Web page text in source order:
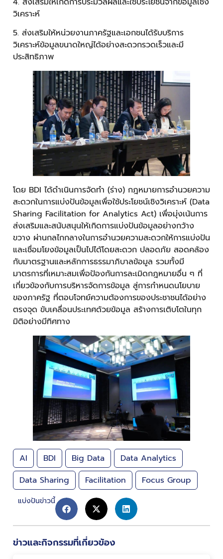
วิเคราะห์
5. ส่งเสริมให้หน่วยงานภาครัฐและเอกชนได้รับบริการ
วิเคราะห์ข้อมูลขนาดใหญ่ได้อย่างสะดวกรวดเร็วและมี
ประสิทธิภาพ
โดย BDI ได้ดำเนินการจัดทำ (ร่าง) กฎหมายการอำนวยความ
สะดวกในการแบ่งปันข้อมูลเพื่อใช้ประโยชน์เชิงวิเคราะห์ (Data
Sharing Facilitation for Analytics Act) เพื่อมุ่งเน้นการ
ส่งเสริมและสนับสนุนให้เกิดการแบ่งปันข้อมูลอย่างกว้าง
ขวาง ผ่านกลไกกลางในการอำนวยความสะดวกให้การแบ่งปัน
และเชื่อมโยงข้อมูลเป็นไปได้โดยสะดวก ปลอดภัย สอดคล้อง
กับมาตรฐานและหลักการธรรมาภิบาลข้อมูล รวมทั้งมี
มาตรการที่เหมาะสมเพื่อป้องกันการละเมิดกฎหมายอื่น ๆ ที่
เกี่ยวข้องกับการบริหารจัดการข้อมูล สู่การกำหนดนโยบาย
ของภาครัฐ ที่ตอบโจทย์ความต้องการของประชาชนได้อย่าง
ตรงจุด ขับเคลื่อนประเทศด้วยข้อมูล สร้างการเติบโตในทุก
มิติอย่างมีทิศทาง
AI BDI Big Data
Data Analytics
Data Sharing
Facilitation Focus Group
แบ่งปันข่าวนี้
ข่าวและกิจกรรมที่เกี่ยวข้อง